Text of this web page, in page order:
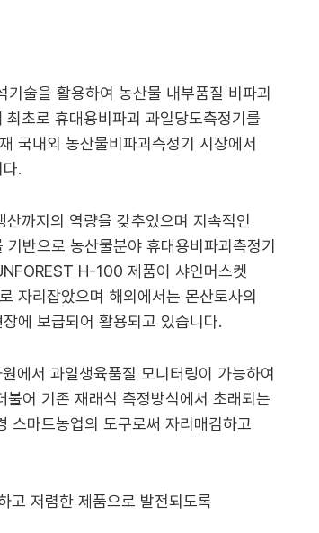
술을 활용하여 농산물 내부품질 비파괴
초로 휴대용비파괴 과일당도측정기를
국내외 농산물비파괴측정기 시장에서
.
까지의 역량을 갖추었으며 지속적인
반으로 농산물분야 휴대용비파괴측정기
H-100 제품이 샤인머스켓
자리잡았으며 해외에서는 몬산토사의
에 보급되어 활용되고 있습니다.
에서 과일생육품질 모니터링이 가능하여
어 기존 재래식 측정방식에서 초래되는
스마트농업의 도구로써 자리매김하고
고 저렴한 제품으로 발전되도록